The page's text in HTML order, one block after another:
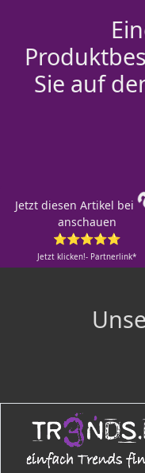
Sie auf
Jetzt diesen Artikel bei
anschauen
⭐⭐⭐⭐⭐
Jetzt klicken!- Partnerlink*